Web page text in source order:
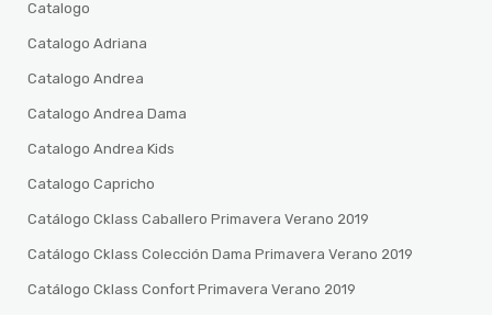
Catalogo
Catalogo Adriana
Catalogo Andrea
Catalogo Andrea Dama
Catalogo Andrea Kids
Catalogo Capricho
Catálogo Cklass Caballero Primavera Verano 2019
Catálogo Cklass Colección Dama Primavera Verano 2019
Catálogo Cklass Confort Primavera Verano 2019